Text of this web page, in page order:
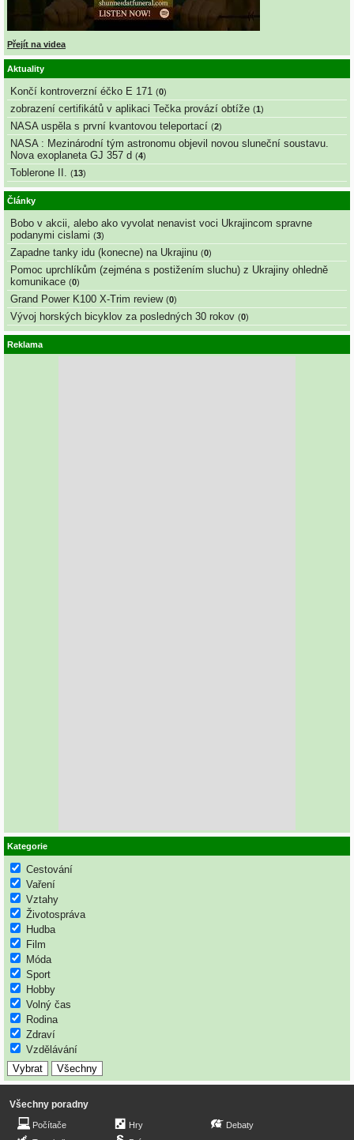
Přejít na videa
Aktuality
Končí kontroverzní éčko E 171 (0)
zobrazení certifikátů v aplikaci Tečka provází obtíže (1 )
NASA uspěla s první kvantovou teleportací (2)
NASA : Mezinárodní tým astronomu objevil novou sluneční soustavu.
Nova exoplaneta GJ 357 d (4)
Toblerone II. (13)
Články
Bobo v akcii, alebo ako vyvolat nenavist voci Ukrajincom spravne
podanymi cislami (3)
Zapadne tanky idu (konecne) na Ukrajinu (0)
Pomoc uprchlíkům (zejména s postižením sluchu) z Ukrajiny ohledně
komunikace (0)
Grand Power K100 X-Trim review (0)
Vývoj horských bicyklov za posledných 30 rokov (0)
Reklama
Kategorie
Cestování
Vaření
Vztahy
Životospráva
Hudba
Film
Móda
Sport
Hobby
Volný čas
Rodina
Zdraví
Vzdělávání
Všechny poradny
Počítače
Hry
Debaty